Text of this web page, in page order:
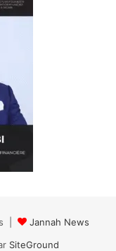
|
Jannah News
SiteGround